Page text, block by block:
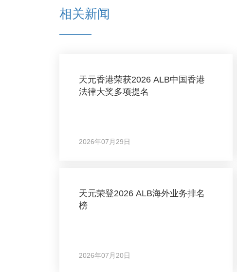
相关新闻
天元香港荣获2026 ALB中国香港
法律大奖多项提名
2026年07月29日
天元荣登2026 ALB海外业务排名
榜
2026年07月20日